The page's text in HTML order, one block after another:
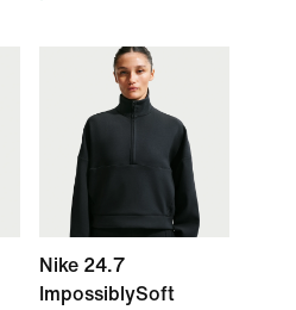
Nike 24.7
ImpossiblySoft